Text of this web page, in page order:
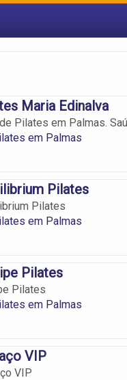
Maria Edinalva
Pilates em Palmas.
em Palmas
Pilates
Pilates
em Palmas
Pilates
Pilates
em Palmas
VIP
VIP